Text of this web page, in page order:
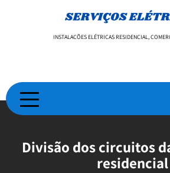
INSTALAÇÕES ELÉTRICAS RESIDENCIAL,
Divisão dos circuitos
residencial